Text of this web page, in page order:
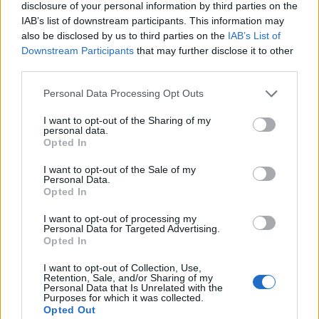
disclosure of your personal information by third parties on the
IAB’s list of downstream participants. This information may
also be disclosed by us to third parties on the IAB’s List of
Downstream Participants that may further disclose it to other
Personal Data Processing Opt Outs
I want to opt-out of the Sharing of my
personal data.
Opted In
I want to opt-out of the Sale of my
Personal Data.
Opted In
I want to opt-out of processing my
Personal Data for Targeted Advertising.
Opted In
I want to opt-out of Collection, Use,
Retention, Sale, and/or Sharing of my
Personal Data that Is Unrelated with the
Purposes for which it was collected.
Opted Out
Articles récents
romantique des jeunes mariés
Voyages locaux en 2026 : la France se tourne vers
ses régions